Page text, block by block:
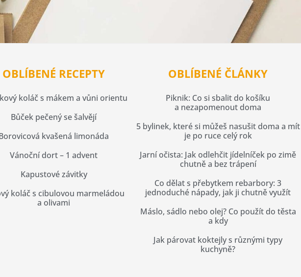
OBLÍBENÉ RECEPTY
koláč s mákem a vůni orientu
Bůček pečený se šalvějí
kvašená limonáda
Vánoční dort – 1 advent
Kapustové závitky
koláč s cibulovou marmeládou
a olivami
OBLÍBENÉ ČLÁNKY
Piknik: Co si sbalit do košíku
a nezapomenout doma
5 bylinek, které si můžeš nasušit doma a mít
je po ruce celý rok
Jarní očista: Jak odlehčit jídelníček po zimě
chutně a bez trápení
Co dělat s přebytkem rebarbory: 3
jednoduché nápady, jak ji chutně využít
Máslo, sádlo nebo olej? Co použít do těsta
a kdy
Jak párovat koktejly s různými typy
kuchyně?